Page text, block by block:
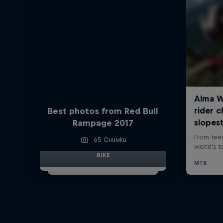
Best photos from Red Bull
Rampage 2017
65 Снимки
BIKE